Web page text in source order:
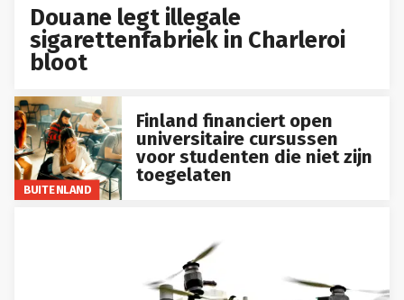
Douane legt illegale
sigarettenfabriek in Charleroi
bloot
BUITENLAND
Finland financiert open
universitaire cursussen
voor studenten die niet zijn
toegelaten